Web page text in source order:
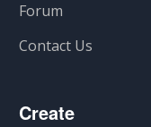
Forum
Contact Us
Create